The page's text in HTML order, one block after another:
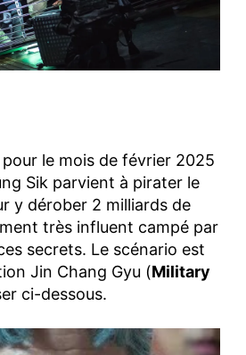
le mois de février 2025
Sik parvient à pirater le
y dérober 2 milliards de
très influent campé par
secrets. Le scénario est
Jin Chang Gyu (Military
ci-dessous.